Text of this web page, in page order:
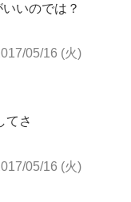
いのでは？
05/16 (火)
てさ
05/16 (火)